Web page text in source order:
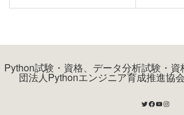
Python試験・資格、データ分析試験・
団法人Pythonエンジニア育成推進協
Twitter
Facebook
YouTube